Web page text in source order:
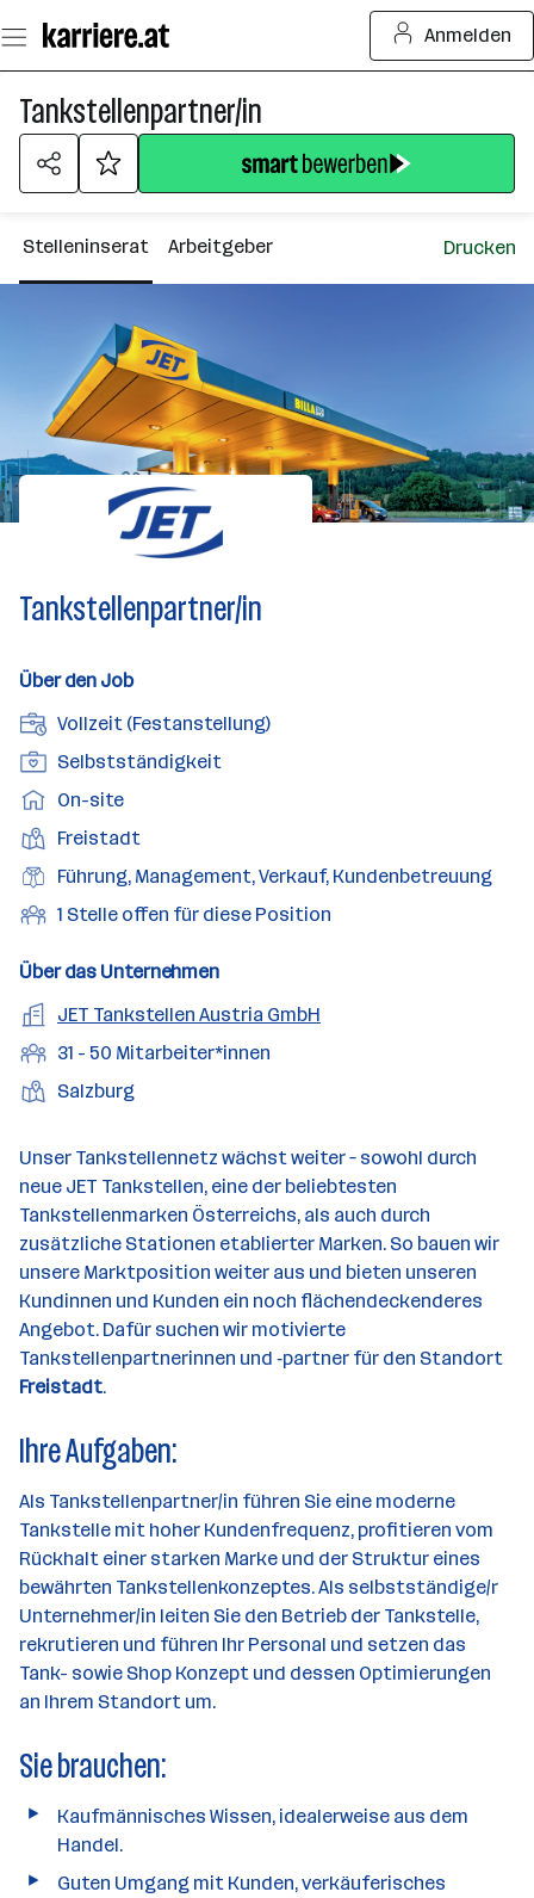
Seiteninhalt
springen
Anmelden
Tankstellenpartner/in
Stelleninserat Arbeitgeber Drucken
Tankstellenpartner/in
Über den Job
A
n
s
t
e
l
u
g
s
r
t
Vollzeit (Festanstellung)
P
o
i
t
i
n
e
b
n
Selbstständigkeit
A
r
b
e
i
s
m
o
d
e
On-site
D
i
n
t
o
t
Freistadt
B
e
u
s
f
l
e
r
Führung, Management, Verkauf, Kundenbetreuung
O
f
n
e
S
l
l
e
n
1 Stelle offen für diese Position
Über das Unternehmen
A
r
e
t
g
e
b
e
r
JET Tankstellen Austria GmbH
M
i
t
r
b
e
i
t
e
r
*
i
n
n
a
n
z
a
h
31 - 50 Mitarbeiter*innen
S
a
n
d
o
r
t
e
Salzburg
Unser Tankstellennetz wächst weiter – sowohl durch
neue JET Tankstellen, eine der beliebtesten
Tankstellenmarken Österreichs, als auch durch
zusätzliche Stationen etablierter Marken. So bauen wir
unsere Marktposition weiter aus und bieten unseren
Kundinnen und Kunden ein noch flächendeckenderes
Angebot. Dafür suchen wir motivierte
Tankstellenpartnerinnen und ‑partner für den Standort
Freistadt.
Ihre Aufgaben:
Als Tankstellenpartner/in führen Sie eine moderne
Tankstelle mit hoher Kundenfrequenz, profitieren vom
Rückhalt einer starken Marke und der Struktur eines
bewährten Tankstellenkonzeptes. Als selbstständige/r
Unternehmer/in leiten Sie den Betrieb der Tankstelle,
rekrutieren und führen Ihr Personal und setzen das
Tank- sowie Shop Konzept und dessen Optimierungen
an Ihrem Standort um.
Sie brauchen:
Kaufmännisches Wissen, idealerweise aus dem
Handel.
Guten Umgang mit Kunden, verkäuferisches